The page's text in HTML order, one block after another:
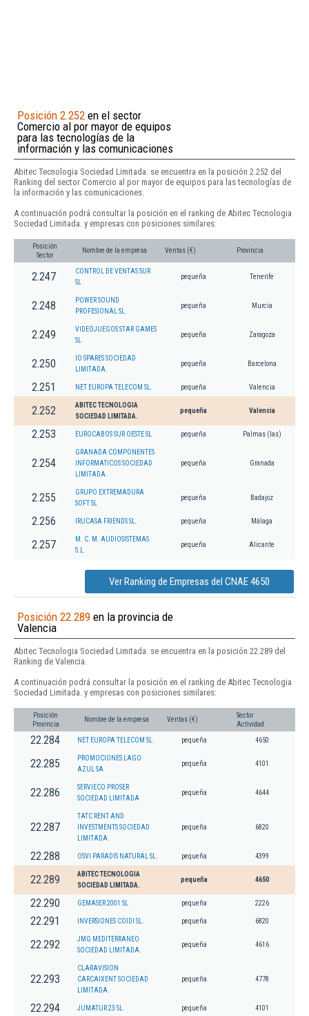
Posición 2.252 en el sector
Comercio al por mayor de equipos
para las tecnologías de la
información y las comunicaciones
Abitec Tecnologia Sociedad Limitada. se encuentra en la posición 2.252 del
Ranking del sector Comercio al por mayor de equipos para las tecnologías de
la información y las comunicaciones.
A continuación podrá consultar la posición en el ranking de Abitec Tecnologia
Sociedad Limitada. y empresas con posiciones similares:
Posición
Sector
Nombre de la empresa Ventas (€) Provincia
2.247
CONTROL DE VENTAS SUR
SL
pequeña Tenerife
2.248
POWER SOUND
PROFESIONAL SL.
pequeña Murcia
2.249
VIDEOJUEGOS STAR GAMES
SL
pequeña Zaragoza
2.250
IO SPARES SOCIEDAD
LIMITADA.
pequeña Barcelona
2.251 NET EUROPA TELECOM SL. pequeña Valencia
2.252
ABITEC TECNOLOGIA
SOCIEDAD LIMITADA.
pequeña Valencia
2.253 EUROCABOS SUR OESTE SL pequeña Palmas (las)
2.254
GRANADA COMPONENTES
INFORMATICOS SOCIEDAD
LIMITADA.
pequeña Granada
2.255
GRUPO EXTREMADURA
SOFT SL
pequeña Badajoz
2.256 IRUCASA FRIENDS SL. pequeña Málaga
2.257
M. C. M. AUDIOSISTEMAS
S.L.
pequeña Alicante
Ver Ranking de Empresas del CNAE 4650
Posición 22.289 en la provincia de
Valencia
Abitec Tecnologia Sociedad Limitada. se encuentra en la posición 22.289 del
Ranking de Valencia.
A continuación podrá consultar la posición en el ranking de Abitec Tecnologia
Sociedad Limitada. y empresas con posiciones similares:
Posición
Provincia
Nombre de la empresa Ventas (€)
Sector
Actividad
22.284 NET EUROPA TELECOM SL. pequeña 4650
22.285
PROMOCIONES LAGO
AZUL SA
pequeña 4101
22.286
SERVIECO PROSER
SOCIEDAD LIMITADA
pequeña 4644
22.287
TATC RENT AND
INVESTMENTS SOCIEDAD
LIMITADA.
pequeña 6820
22.288 OSVI PARADIS NATURAL SL. pequeña 4399
22.289
ABITEC TECNOLOGIA
SOCIEDAD LIMITADA.
pequeña 4650
22.290 GEMASER 2001 SL pequeña 2226
22.291 INVERSIONES COIDI SL. pequeña 6820
22.292
JMG MEDITERRANEO
SOCIEDAD LIMITADA.
pequeña 4616
22.293
CLARAVISION
CARCAIXENT SOCIEDAD
LIMITADA.
pequeña 4778
22.294 JUMATUR 23 SL. pequeña 4101